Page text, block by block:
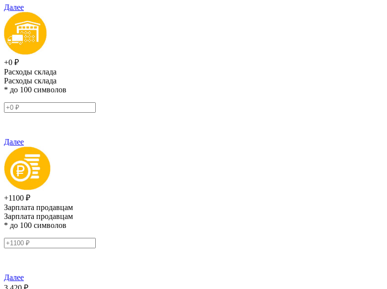
Далее
+0 ₽
Расходы склада
Расходы склада
* до 100 символов
Далее
+1100 ₽
Зарплата продавцам
Зарплата продавцам
* до 100 символов
Далее